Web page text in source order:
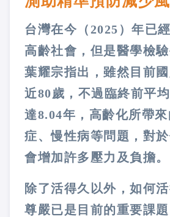
台灣在今（2025）年已
高齡社會，但是醫學檢
葉耀宗指出，雖然目前
近80歲，不過臨終前平
達8.04年，高齡化所帶
症、慢性病等問題，對
會增加許多壓力及負擔。
除了活得久以外，如何
尊嚴已是目前的重要課